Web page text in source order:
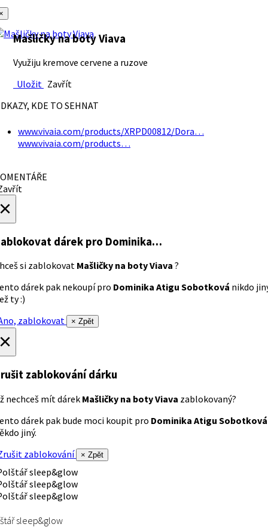
Mašličky na boty Viava
Využiju kremove cervene a ruzove
Uložit Zavřít
KDE TO SEHNAT
www.vivaia.com/products/XRPD00812/Dora…
www.vivaia.com/products…
dárek pro Dominika…
si zablokovat Mašličky na boty Viava ?
dárek pak nekoupí pro Dominika Atigu Sobotková nikdo
ty :)
zablokovat
× Zpět
zablokování dárku
nechceš mít dárek Mašličky na boty Viava zablokovaný?
dárek pak bude moci koupit pro Dominika Atigu Sobotková
jiný.
zablokování
× Zpět
sleep&glow